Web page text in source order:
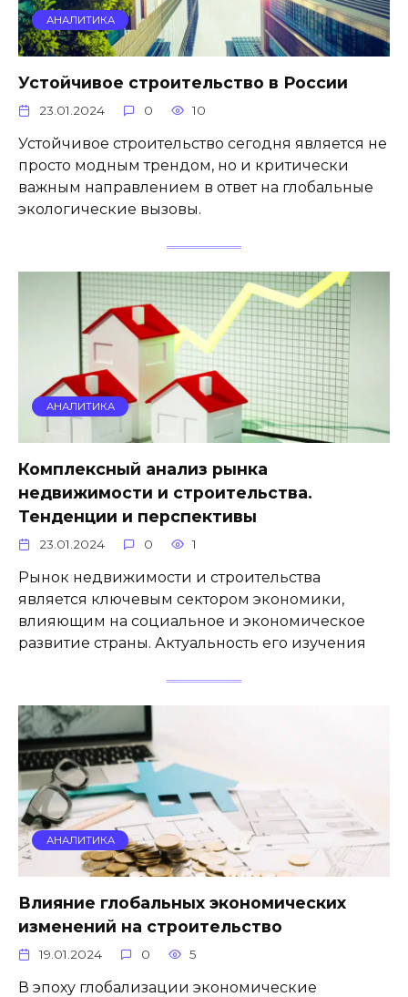
АНАЛИТИКА
Устойчивое строительство в России
23.01.2024 0 10
Устойчивое строительство сегодня является не
просто модным трендом, но и критически
важным направлением в ответ на глобальные
экологические вызовы.
АНАЛИТИКА
Комплексный анализ рынка
недвижимости и строительства.
Тенденции и перспективы
23.01.2024 0 1
Рынок недвижимости и строительства
является ключевым сектором экономики,
влияющим на социальное и экономическое
развитие страны. Актуальность его изучения
АНАЛИТИКА
Влияние глобальных экономических
изменений на строительство
19.01.2024 0 5
В эпоху глобализации экономические